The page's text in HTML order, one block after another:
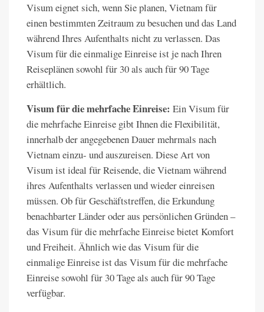
Visum eignet sich, wenn Sie planen, Vietnam für
einen bestimmten Zeitraum zu besuchen und das Land
während Ihres Aufenthalts nicht zu verlassen. Das
Visum für die einmalige Einreise ist je nach Ihren
Reiseplänen sowohl für 30 als auch für 90 Tage
erhältlich.
Visum für die mehrfache Einreise: Ein Visum für
die mehrfache Einreise gibt Ihnen die Flexibilität,
innerhalb der angegebenen Dauer mehrmals nach
Vietnam einzu- und auszureisen. Diese Art von
Visum ist ideal für Reisende, die Vietnam während
ihres Aufenthalts verlassen und wieder einreisen
müssen. Ob für Geschäftstreffen, die Erkundung
benachbarter Länder oder aus persönlichen Gründen –
das Visum für die mehrfache Einreise bietet Komfort
und Freiheit. Ähnlich wie das Visum für die
einmalige Einreise ist das Visum für die mehrfache
Einreise sowohl für 30 Tage als auch für 90 Tage
verfügbar.